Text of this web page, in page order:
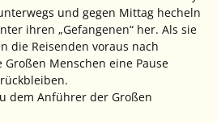
und gegen Mittag hecheln
ihren „Gefangenen“ her. Als sie
die Reisenden voraus nach
Menschen eine Pause
dem Anführer der Großen